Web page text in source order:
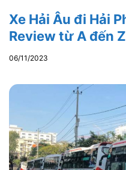
Xe Hải Âu đi Hải
Review từ A đến Z
06/11/2023